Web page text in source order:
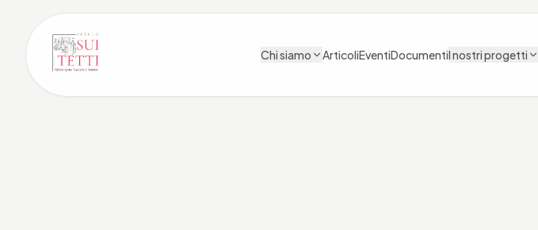
Chi siamo ArticoliEventiDocumentiI nostri progetti